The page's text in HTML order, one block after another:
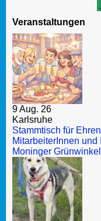
Veranstaltungen
9 Aug. 26
Karlsruhe
Stammtisch für
MitarbeiterInnen und
Moninger Grünwinkel